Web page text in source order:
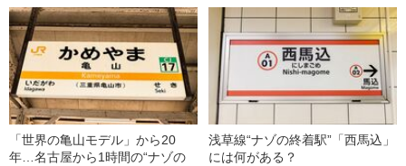
「世界の亀山モデル」から20
年…名古屋から1時間の“ナゾの
浅草線“ナゾの終着駅”「西馬込」
には何がある？